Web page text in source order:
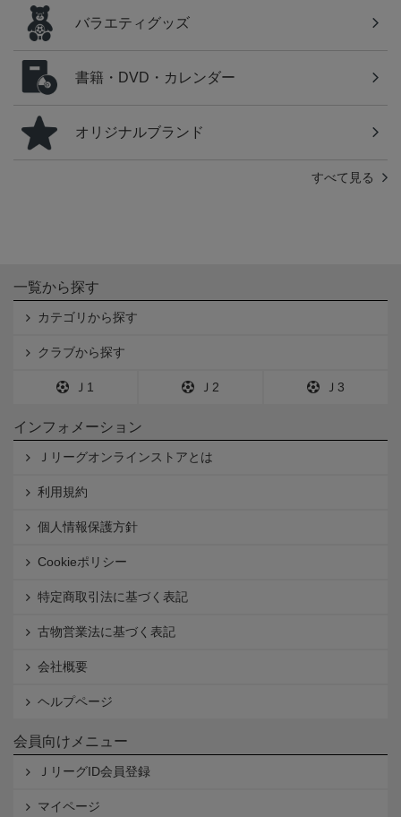
バラエティグッズ
書籍・DVD・カレンダー
オリジナルブランド
すべて見る
一覧から探す
カテゴリから探す
クラブから探す
Ｊ1 Ｊ2 Ｊ3
インフォメーション
Ｊリーグオンラインストアとは
利用規約
個人情報保護方針
Cookieポリシー
特定商取引法に基づく表記
古物営業法に基づく表記
会社概要
ヘルプページ
会員向けメニュー
ＪリーグID会員登録
マイページ